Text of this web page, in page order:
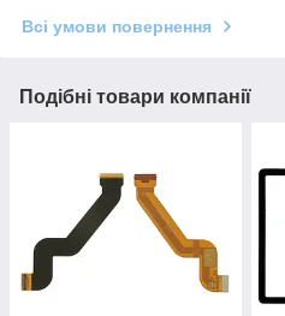
Всі умови повернення
Подібні товари компанії